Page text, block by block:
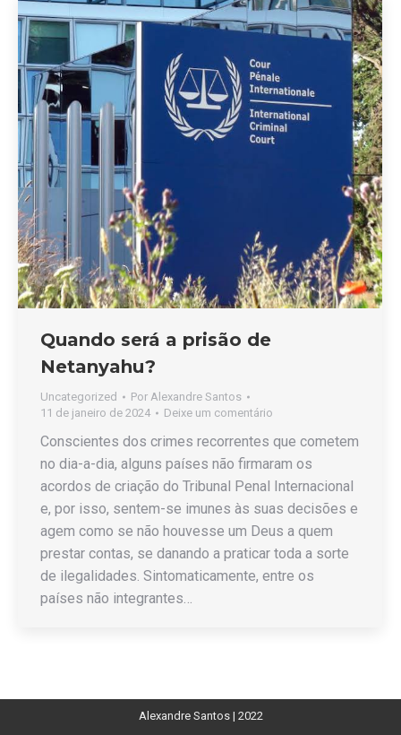
Quando será a prisão de
Netanyahu?
Uncategorized Por Alexandre Santos
11 de janeiro de 2024
Deixe um comentário
Conscientes dos crimes recorrentes que cometem
no dia-a-dia, alguns países não firmaram os
acordos de criação do Tribunal Penal Internacional
e, por isso, sentem-se imunes às suas decisões e
agem como se não houvesse um Deus a quem
prestar contas, se danando a praticar toda a sorte
de ilegalidades. Sintomaticamente, entre os
países não integrantes…
Alexandre Santos | 2022